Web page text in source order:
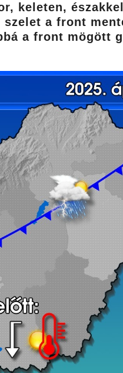
keleten,
szelet a front
a front mögött